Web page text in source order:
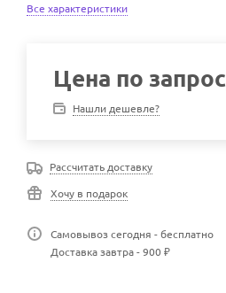
Все характеристики
Цена по
Нашли дешевле?
Рассчитать доставку
Хочу в подарок
Самовывоз сегодня - бесплатно
Доставка завтра - 900 ₽